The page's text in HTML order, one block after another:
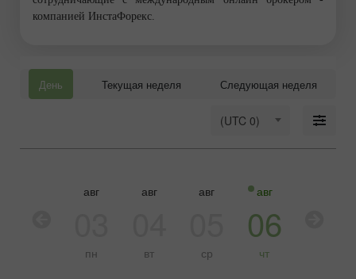
компанией ИнстаФорекс.
День Текущая неделя Следующая неделя
(UTC 0)
авг
пн
авг
вт
авг
ср
авг
06
чт